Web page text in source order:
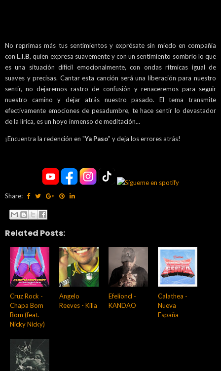
No reprimas más tus sentimientos y exprésate sin miedo en compañía
con L.i.B, quien expresa suavemente y con un sentimiento sombrío lo que
es una situación difícil emocionalmente, con ondas rítmicas igual de
suaves y precisas. Cantar esta canción será una liberación para nuestro
sentir, no dejaremos rastro de confusión y renaceremos para seguir
nuestro camino y dejar atrás nuestro pasado. El tema transmite
efectivamente emociones de pesadumbre, te hace sentir lo devastador
de la lírica, es un hoyo inmenso de meditación...
¡Encuentra la redención en "Ya Paso" y deja los errores atrás!
Share:
Related Posts:
Cruz Rock -
Chapa Bom
Bom (feat.
Nicky Nicky)
Angelo
Reeves - Killa
Efelioncl -
KANDAO
Calathea -
Nueva
España